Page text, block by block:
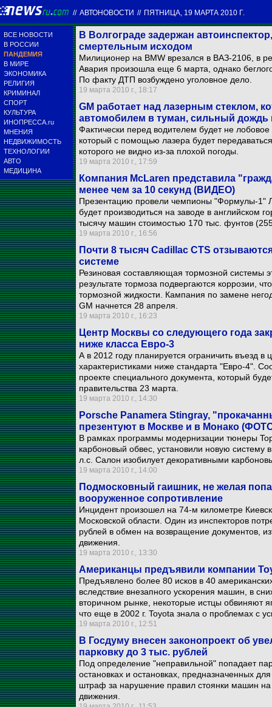
// АВТОНОВОСТИ // ПЯТНИЦА, 19 МАРТА 2010 Г.
ВСЕ НОВОСТИ
В РОССИИ
ПАНДЕМИЯ
В МИРЕ
ЭКОНОМИКА
РЕЛИГИЯ
КРИМИНАЛ
СПОРТ
КУЛЬТУРА
ИНОПРЕССА.ru
МНЕНИЯ
НЕДВИЖИМОСТЬ
ТЕХНОЛОГИИ
АВТО
МЕДИЦИНА
В Волгограде задержан
смертельным исходом
Милиционер на BMW врезался в ВАЗ-2106, в
Авария произошла еще 6 марта, однако
По факту ДТП возбуждено уголовное дело.
19 марта 2010 г., 18:17
GM работает над лазерным стеклом,
автомобилем в туман, сильный
Фактически перед водителем будет не
который с помощью лазера будет
которого не видно из-за плохой погоды.
19 марта 2010 г., 17:59
Компания McLaren представила
менее чем за 10 секунд (ВИДЕО)
Презентацию провели чемпионы "Формулы-1"
будет производиться на заводе в английском
тысячу машин стоимостью 170 тыс. фунтов
19 марта 2010 г., 16:56
Почти 8 тысяч Cadillac CTS
системе
Резиновая составляющая тормозной системы
результате тормоза подвергаются коррозии,
тормозной жидкости. Кампания по замене
GM начнется 28 апреля.
19 марта 2010 г., 16:23
Центр Москвы со следующего года
ниже класса Евро-3
А в 2012 году планируется ограничить въезд в
характеристиками ниже стандарта "Евро-4".
проекте специального документа, который
правительства 23 марта.
19 марта 2010 г., 14:30
Porsche Panamera Stingray,
презентуют в Москве и в Монако
В рамках программы модернизации тюнеры
карбоновый обвес, установили новую систему
л.с. Салон изобилует декоративными
19 марта 2010 г., 14:00
Подмосковный гаишник, не желая
вооруженное сопротивление
Инцидент произошел на 74-м километре
Московской области. Один из инспекторов
рублей в обмен на возвращение документов,
движения.
19 марта 2010 г., 13:30
Американцы предъявили компании
Предъявлено более 80 исков в 40
вследствие внезапного ускорения машин, в
вторичном рынке, некоторые истцы обвиняют
что еще в 2002 г. Toyota знала о проблемах с
19 марта 2010 г., 12:51
В Госдуму внесен законопроект об
парковку до 3 тыс. рублей
Под определение "неправильной" попадает
остановках и остановках, предназначенных
штраф за нарушение правил стоянки машин
движения.